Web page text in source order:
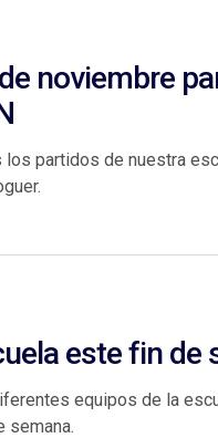
noviembre
partidos de nuestra
este fin de
equipos de la
semana.